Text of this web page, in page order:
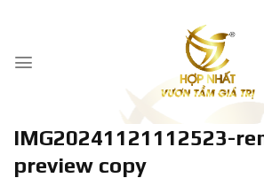
content
IMG20241121112523-
preview copy